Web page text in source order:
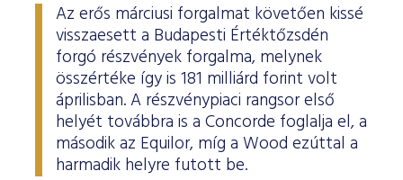
Az erős márciusi forgalmat követően kissé
visszaesett a Budapesti Értéktőzsdén
forgó részvények forgalma, melynek
összértéke így is 181 milliárd forint volt
áprilisban. A részvénypiaci rangsor első
helyét továbbra is a Concorde foglalja el, a
második az Equilor, míg a Wood ezúttal a
harmadik helyre futott be.